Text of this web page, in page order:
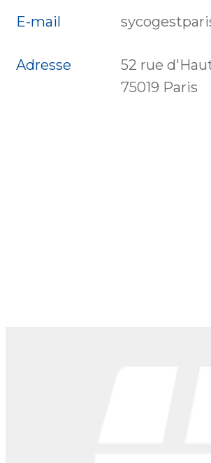
E-mail
Adresse
52 rue
75019 Paris